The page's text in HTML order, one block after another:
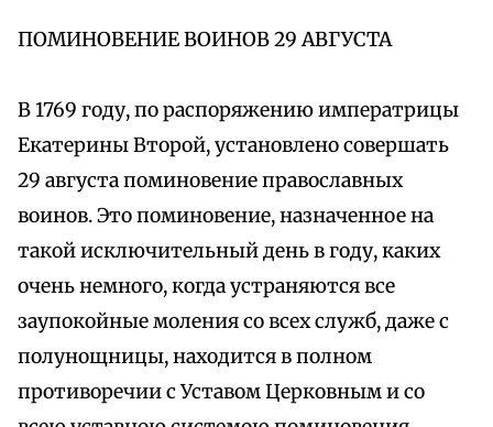
ПОМИНОВЕНИЕ ВОИНОВ 29 АВГУСТА
В 1769 году, по распоряжению императрицы
Екатерины Второй, установлено совершать
29 августа поминовение православных
воинов. Это поминовение, назначенное на
такой исключительный день в году, каких
очень немного, когда устраняются все
заупокойные моления со всех служб, даже с
полунощницы, находится в полном
противоречии с Уставом Церковным и со